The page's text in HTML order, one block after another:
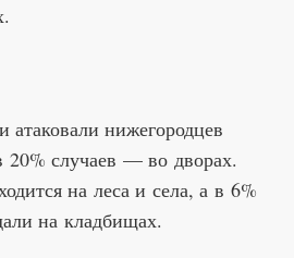
нижегородцев
20% случаев — во дворах.
на леса и села, а в 6%
на кладбищах.